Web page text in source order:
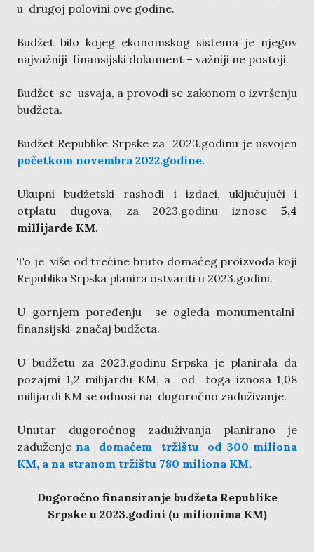
u drugoj polovini ove godine.
Budžet bilo kojeg ekonomskog sistema je njegov
najvažniji finansijski dokument – važniji ne postoji.
Budžet se usvaja, a provodi se zakonom o izvršenju
budžeta.
Budžet Republike Srpske za 2023.godinu je usvojen
početkom novembra 2022.godine.
Ukupni budžetski rashodi i izdaci, uključujući i
otplatu dugova, za 2023.godinu iznose 5,4
millijarde KM.
To je više od trećine bruto domaćeg proizvoda koji
Republika Srpska planira ostvariti u 2023.godini.
U gornjem poređenju se ogleda monumentalni
finansijski značaj budžeta.
U budžetu za 2023.godinu Srpska je planirala da
pozajmi 1,2 milijardu KM, a od toga iznosa 1,08
milijardi KM se odnosi na dugoročno zaduživanje.
Unutar dugoročnog zaduživanja planirano je
zaduženjena domaćem tržištu od 300 miliona
KM, a na stranom tržištu 780 miliona KM.
Dugoročno finansiranje budžeta Republike
Srpske u 2023.godini (u milionima KM)